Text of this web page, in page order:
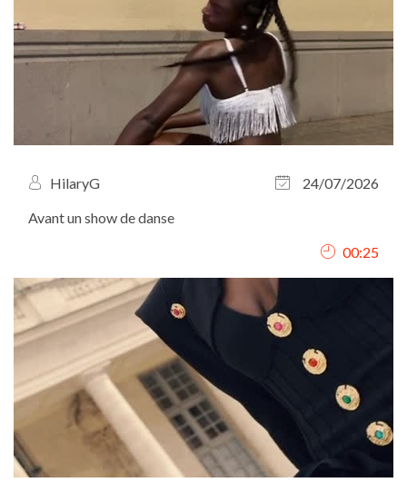
HilaryG
24/07/2026
Avant un show de danse
00:25